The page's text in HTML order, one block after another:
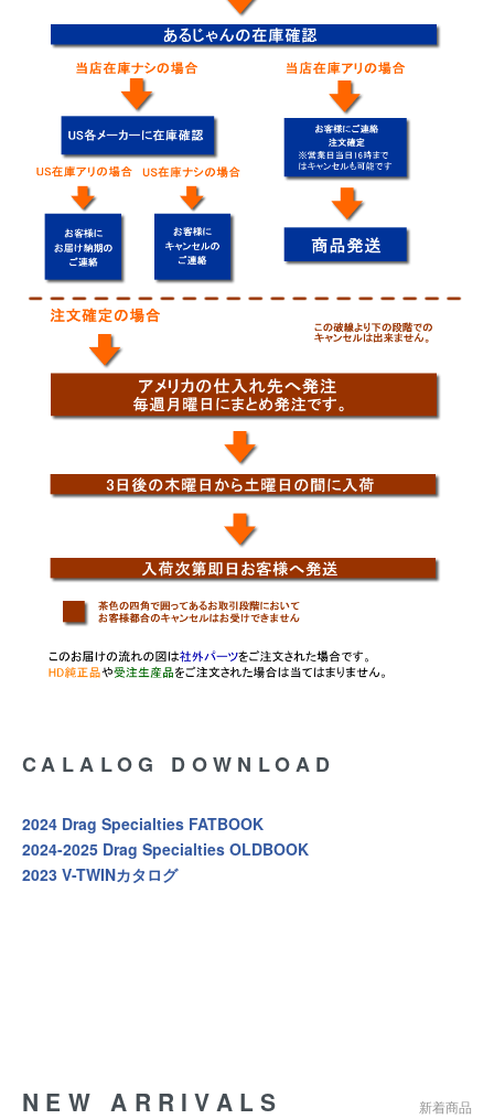
CALALOG DOWNLOAD
2024 Drag Specialties FATBOOK
2024-2025 Drag Specialties OLDBOOK
2023 V-TWINカタログ
NEW ARRIVALS 新着商品